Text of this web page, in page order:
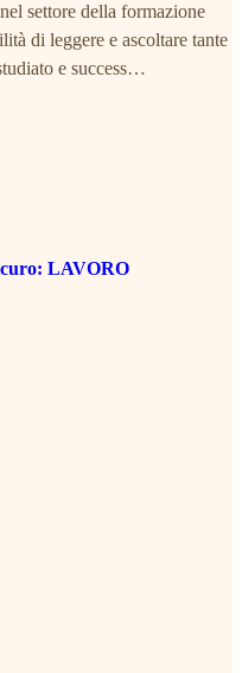
settore della formazione
di leggere e ascoltare tante
e success…
LAVORO